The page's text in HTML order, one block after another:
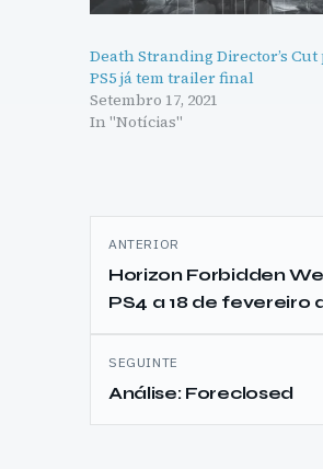
Death Stranding Director’s Cut
PS5 já tem trailer final
Setembro 17, 2021
In "Notícias"
Navegação
de
artigos
ANTERIOR
Horizon Forbidden
PS4 a 18 de fevereiro
SEGUINTE
Análise: Foreclosed